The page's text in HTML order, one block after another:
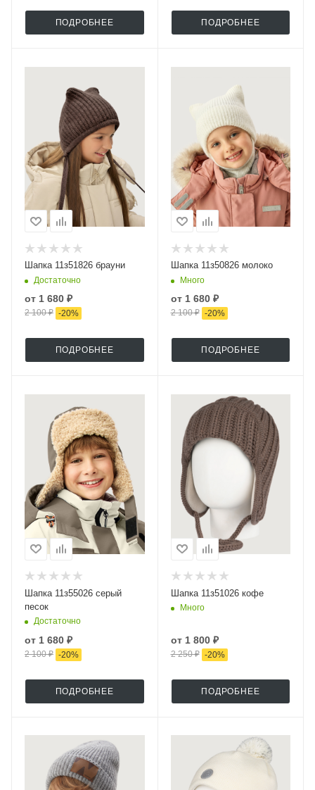
ПОДРОБНЕЕ ПОДРОБНЕЕ
Шапка 11з51826 брауни
Достаточно
от 1 680 ₽
2 100 ₽ -20%
ПОДРОБНЕЕ
Шапка 11з50826 молоко
Много
от 1 680 ₽
2 100 ₽ -20%
ПОДРОБНЕЕ
Шапка 11з55026 серый
песок
Достаточно
от 1 680 ₽
2 100 ₽ -20%
ПОДРОБНЕЕ
Шапка 11з51026 кофе
Много
от 1 800 ₽
2 250 ₽ -20%
ПОДРОБНЕЕ